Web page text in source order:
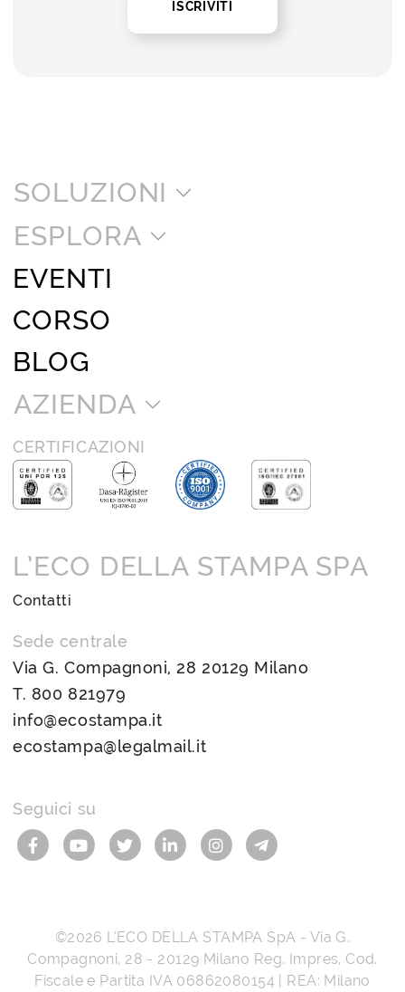
ISCRIVITI
SOLUZIONI
ESPLORA
EVENTI
CORSO
BLOG
AZIENDA
CERTIFICAZIONI
L’ECO DELLA STAMPA SPA
Contatti
Sede centrale
Via G. Compagnoni, 28 20129 Milano
T. 800 821979
info@ecostampa.it
ecostampa@legalmail.it
Seguici su
©2026 L’ECO DELLA STAMPA SpA - Via G.
Compagnoni, 28 - 20129 Milano Reg. Impres, Cod.
Fiscale e Partita IVA 06862080154 | REA: Milano